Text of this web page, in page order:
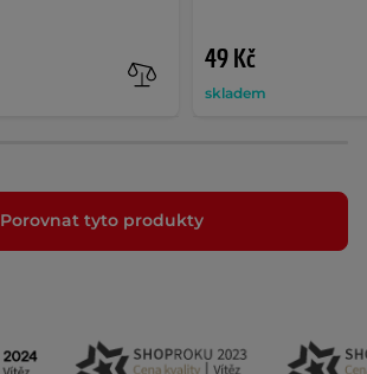
49 Kč
skladem
Porovnat tyto produkty